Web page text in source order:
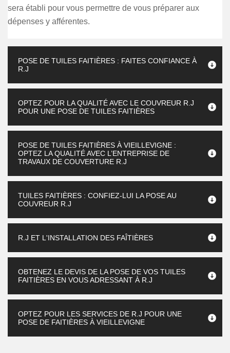
sera établi pour vous permettre de vous préparer aux
dépenses y afférentes.
POSE DE TUILES FAITIÈRES : FAITES CONFIANCE À
R.J
OPTEZ POUR LA QUALITÉ AVEC LE COUVREUR R.J
POUR UNE POSE DE TUILES FAITIÈRES
POSE DE TUILES FAITIÈRES À VIEILLEVIGNE :
OPTEZ LA QUALITÉ AVEC L’ENTREPRISE DE
TRAVAUX DE COUVERTURE R.J
TUILES FAITIÈRES : CONFIEZ-LUI LA POSE AU
COUVREUR R.J
R.J ET L'INSTALLATION DES FAÎTIÈRES
OBTENEZ LE DEVIS DE LA POSE DE VOS TUILES
FAITIÈRES EN VOUS ADRESSANT À R.J
OPTEZ POUR LES SERVICES DE R.J POUR UNE
POSE DE FAITIÈRES À VIEILLEVIGNE